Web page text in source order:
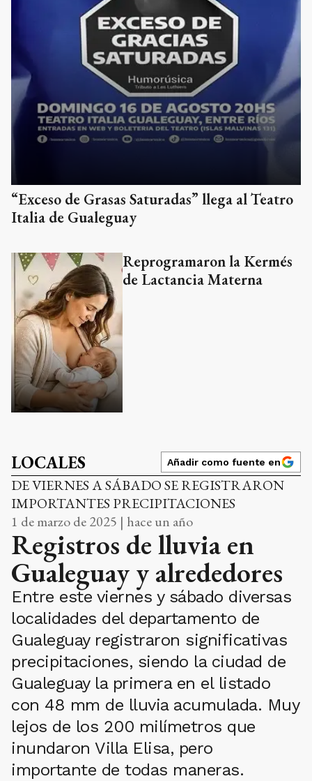
“Exceso de Grasas Saturadas” llega al Teatro
Italia de Gualeguay
Reprogramaron la Kermés
de Lactancia Materna
LOCALES Añadir como fuente en
DE VIERNES A SÁBADO SE REGISTRARON
IMPORTANTES PRECIPITACIONES
1 de marzo de 2025 | hace un año
Registros de lluvia en
Gualeguay y alrededores
Entre este viernes y sábado diversas
localidades del departamento de
Gualeguay registraron significativas
precipitaciones, siendo la ciudad de
Gualeguay la primera en el listado
con 48 mm de lluvia acumulada. Muy
lejos de los 200 milímetros que
inundaron Villa Elisa, pero
importante de todas maneras.